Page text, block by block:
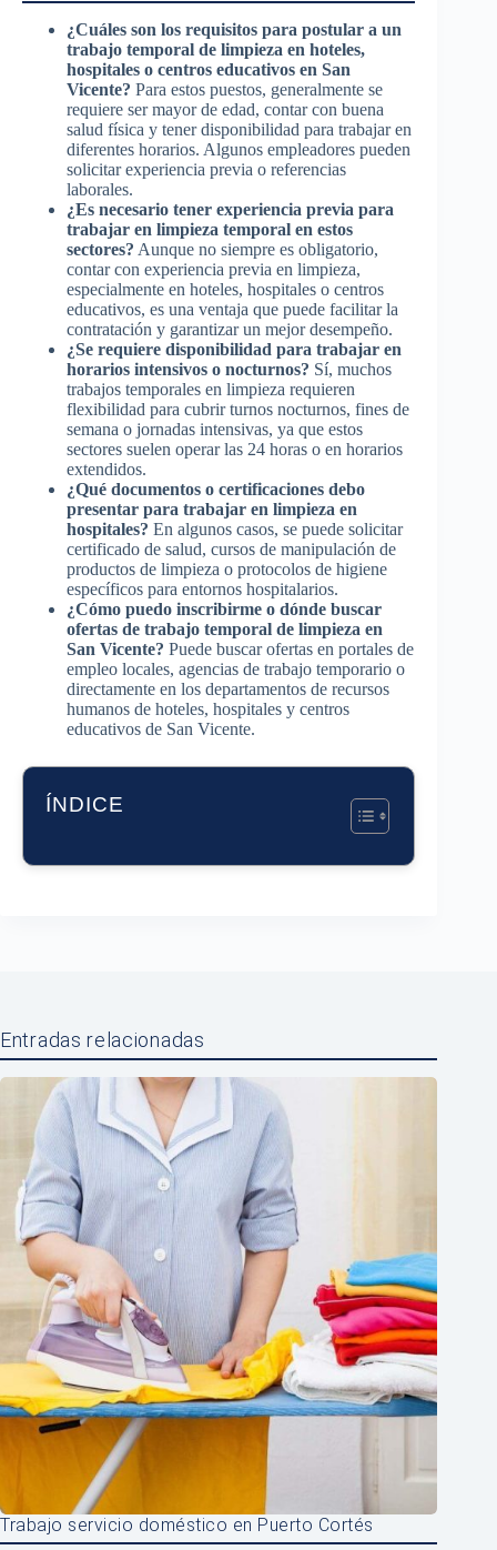
¿Cuáles son los requisitos para postular a un
trabajo temporal de limpieza en hoteles,
hospitales o centros educativos en San
Vicente? Para estos puestos, generalmente se
requiere ser mayor de edad, contar con buena
salud física y tener disponibilidad para trabajar en
diferentes horarios. Algunos empleadores pueden
solicitar experiencia previa o referencias
laborales.
¿Es necesario tener experiencia previa para
trabajar en limpieza temporal en estos
sectores? Aunque no siempre es obligatorio,
contar con experiencia previa en limpieza,
especialmente en hoteles, hospitales o centros
educativos, es una ventaja que puede facilitar la
contratación y garantizar un mejor desempeño.
¿Se requiere disponibilidad para trabajar en
horarios intensivos o nocturnos? Sí, muchos
trabajos temporales en limpieza requieren
flexibilidad para cubrir turnos nocturnos, fines de
semana o jornadas intensivas, ya que estos
sectores suelen operar las 24 horas o en horarios
extendidos.
¿Qué documentos o certificaciones debo
presentar para trabajar en limpieza en
hospitales? En algunos casos, se puede solicitar
certificado de salud, cursos de manipulación de
productos de limpieza o protocolos de higiene
específicos para entornos hospitalarios.
¿Cómo puedo inscribirme o dónde buscar
ofertas de trabajo temporal de limpieza en
San Vicente? Puede buscar ofertas en portales de
empleo locales, agencias de trabajo temporario o
directamente en los departamentos de recursos
humanos de hoteles, hospitales y centros
educativos de San Vicente.
ÍNDICE
Entradas relacionadas
Trabajo servicio doméstico en Puerto Cortés